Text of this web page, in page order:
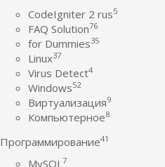
CodeIgniter 2 rus5
FAQ Solution76
for Dummies35
Linux37
Virus Detect4
Windows52
Виртуализация9
Компьютерное8
Программирование41
MySQL7